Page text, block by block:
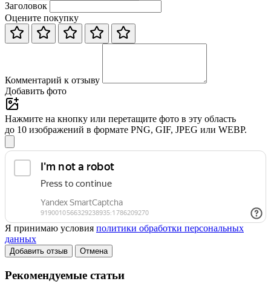
Заголовок
Оцените покупку
Комментарий к отзыву
Добавить фото
Нажмите на кнопку или перетащите фото в эту область
до 10 изображений в формате PNG, GIF, JPEG или WEBP.
Я принимаю условия политики обработки персональных
данных
Добавить отзыв Отмена
Рекомендуемые статьи